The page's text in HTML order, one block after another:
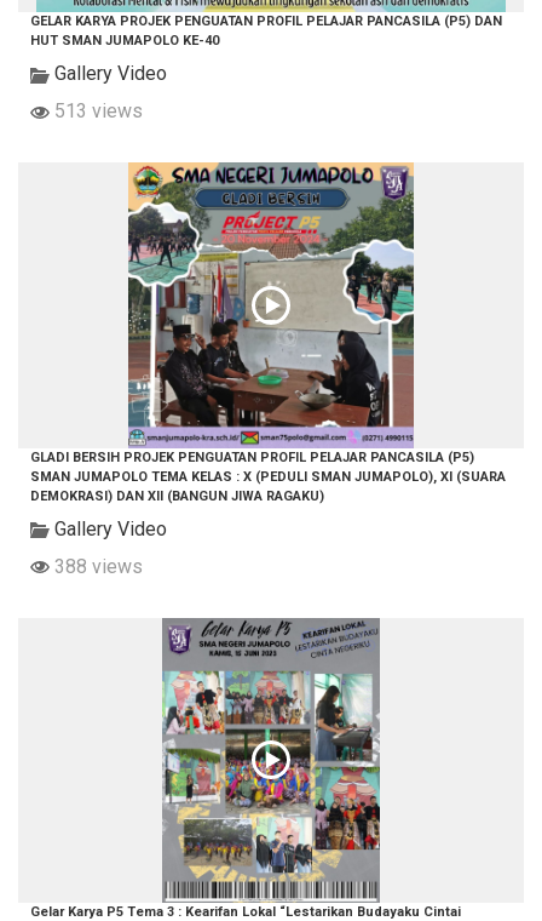
GELAR KARYA PROJEK PENGUATAN PROFIL PELAJAR PANCASILA (P5) DAN
HUT SMAN JUMAPOLO KE-40
Gallery Video
513 views
GLADI BERSIH PROJEK PENGUATAN PROFIL PELAJAR PANCASILA (P5)
SMAN JUMAPOLO TEMA KELAS : X (PEDULI SMAN JUMAPOLO), XI (SUARA
DEMOKRASI) DAN XII (BANGUN JIWA RAGAKU)
Gallery Video
388 views
Gelar Karya P5 Tema 3 : Kearifan Lokal “Lestarikan Budayaku Cintai